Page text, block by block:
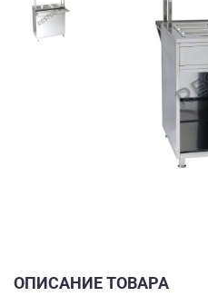
ОПИСАНИЕ ТОВАРА